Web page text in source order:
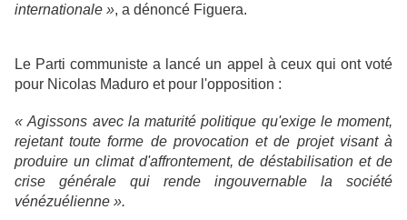
internationale », a dénoncé Figuera.
Le Parti communiste a lancé un appel à ceux qui ont voté
pour Nicolas Maduro et pour l'opposition :
« Agissons avec la maturité politique qu'exige le moment,
rejetant toute forme de provocation et de projet visant à
produire un climat d'affrontement, de déstabilisation et de
crise générale qui rende ingouvernable la société
vénézuélienne ».